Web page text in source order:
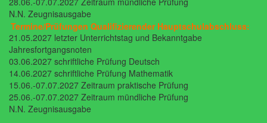
N.N. Zeugnisausgabe
Termine/Prüfungen Qualifizierender Hauptschulabschluss:
21.05.2027 letzter Unterrichtstag und Bekanntgabe
Jahresfortgangsnoten
03.06.2027 schriftliche Prüfung Deutsch
14.06.2027 schriftliche Prüfung Mathematik
15.06.-07.07.2027 Zeitraum praktische Prüfung
25.06.-07.07.2027 Zeitraum mündliche Prüfung
N.N. Zeugnisausgabe